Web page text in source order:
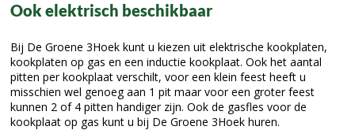
Ook elektrisch beschikbaar
Bij De Groene 3Hoek kunt u kiezen uit elektrische kookplaten,
kookplaten op gas en een inductie kookplaat. Ook het aantal
pitten per kookplaat verschilt, voor een klein feest heeft u
misschien wel genoeg aan 1 pit maar voor een groter feest
kunnen 2 of 4 pitten handiger zijn. Ook de gasfles voor de
kookplaat op gas kunt u bij De Groene 3Hoek huren.